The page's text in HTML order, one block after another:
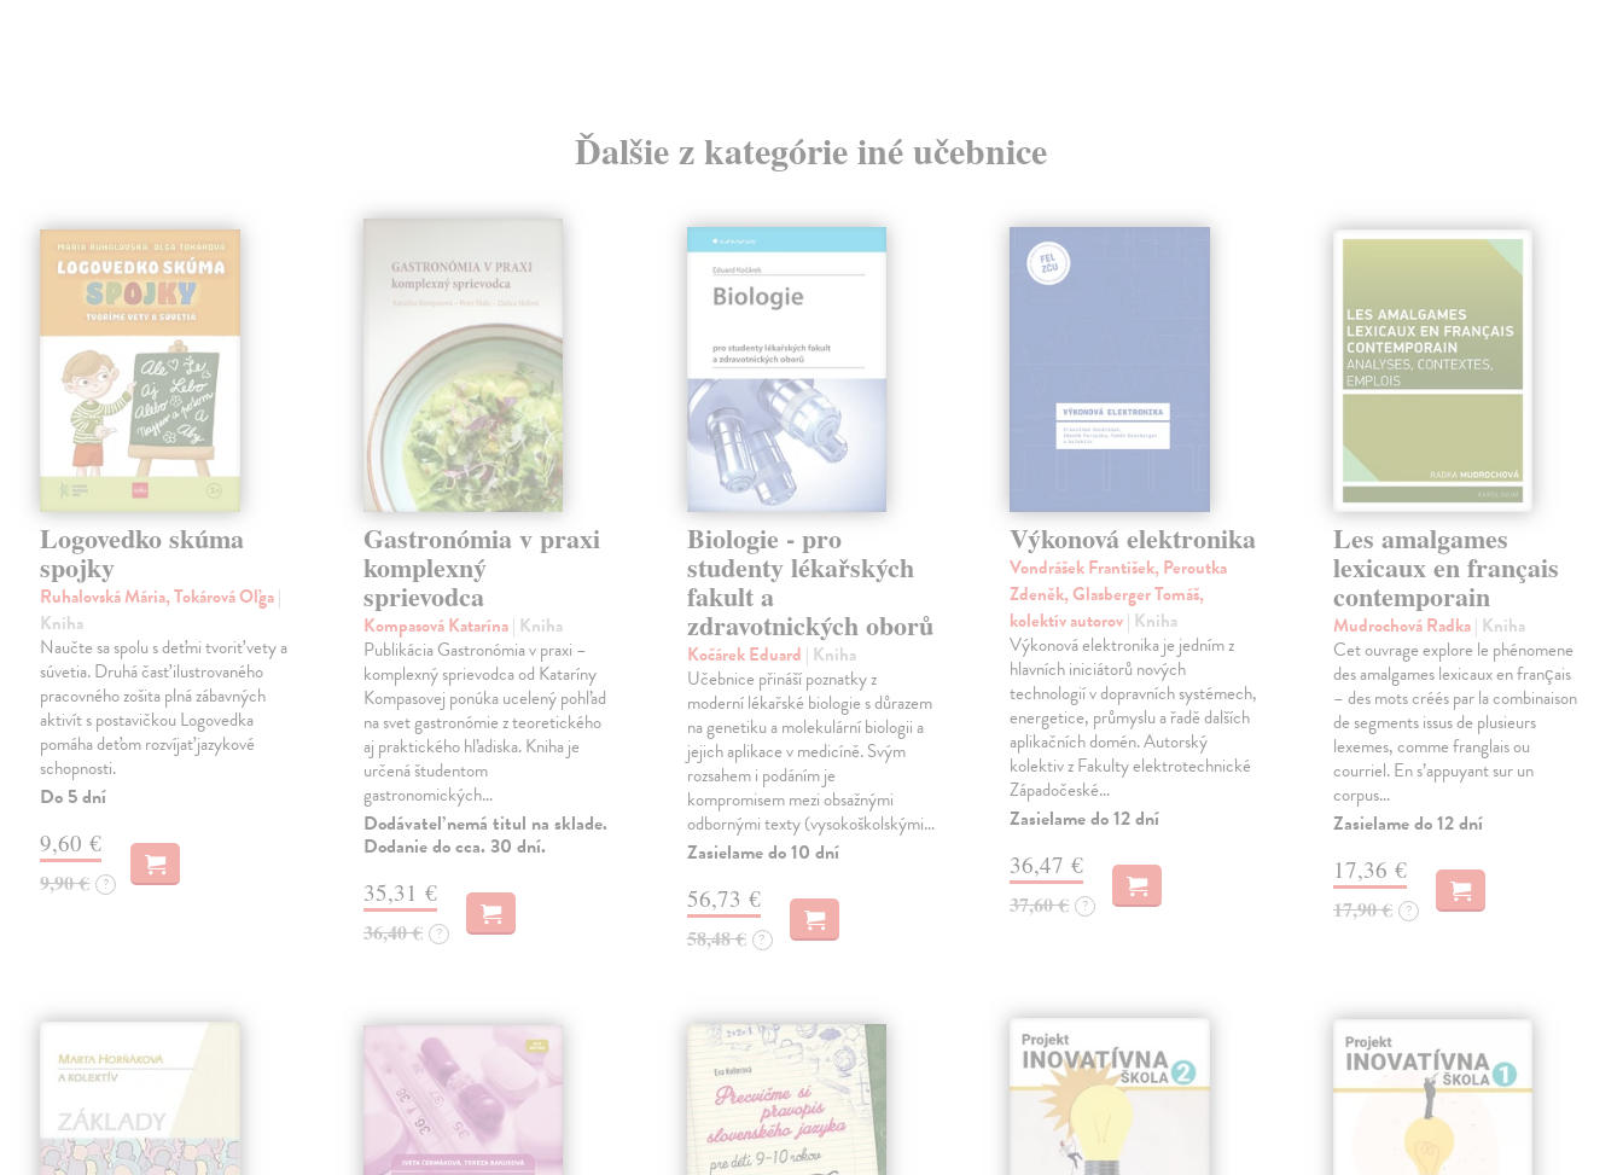
Ďalšie z kategórie iné učebnice
Logovedko skúma
spojky
Ruhalovská Mária, Tokárová Oľga|
Kniha
Naučte sa spolu s deťmi tvoriť vety a
súvetia. Druhá časť ilustrovaného
pracovného zošita plná zábavných
aktivít s postavičkou Logovedka
pomáha deťom rozvíjať jazykové
schopnosti.
Do 5 dní
9,60 €
9,90 € ?
Gastronómia v praxi
komplexný
sprievodca
Kompasová Katarína| Kniha
Publikácia Gastronómia v praxi –
komplexný sprievodca od Kataríny
Kompasovej ponúka ucelený pohľad
na svet gastronómie z teoretického
aj praktického hľadiska. Kniha je
určená študentom
gastronomických…
Dodávateľ nemá titul na sklade.
Dodanie do cca. 30 dní.
35,31 €
36,40 € ?
Biologie - pro
studenty lékařských
fakult a
zdravotnických oborů
Kočárek Eduard | Kniha
Učebnice přináší poznatky z
moderní lékařské biologie s důrazem
na genetiku a molekulární biologii a
jejich aplikace v medicíně. Svým
rozsahem i podáním je
kompromisem mezi obsažnými
odbornými texty (vysokoškolskými…
Zasielame do 10 dní
56,73 €
58,48 € ?
Výkonová elektronika
Vondrášek František, Peroutka
Zdeněk, Glasberger Tomáš,
kolektív autorov| Kniha
Výkonová elektronika je jedním z
hlavních iniciátorů nových
technologií v dopravních systémech,
energetice, průmyslu a řadě dalších
aplikačních domén. Autorský
kolektiv z Fakulty elektrotechnické
Západočeské…
Zasielame do 12 dní
36,47 €
37,60 € ?
Les amalgames
lexicaux en français
contemporain
Mudrochová Radka| Kniha
Cet ouvrage explore le phénomene
des amalgames lexicaux en français
– des mots créés par la combinaison
de segments issus de plusieurs
lexemes, comme franglais ou
courriel. En s’appuyant sur un
corpus…
Zasielame do 12 dní
17,36 €
17,90 € ?